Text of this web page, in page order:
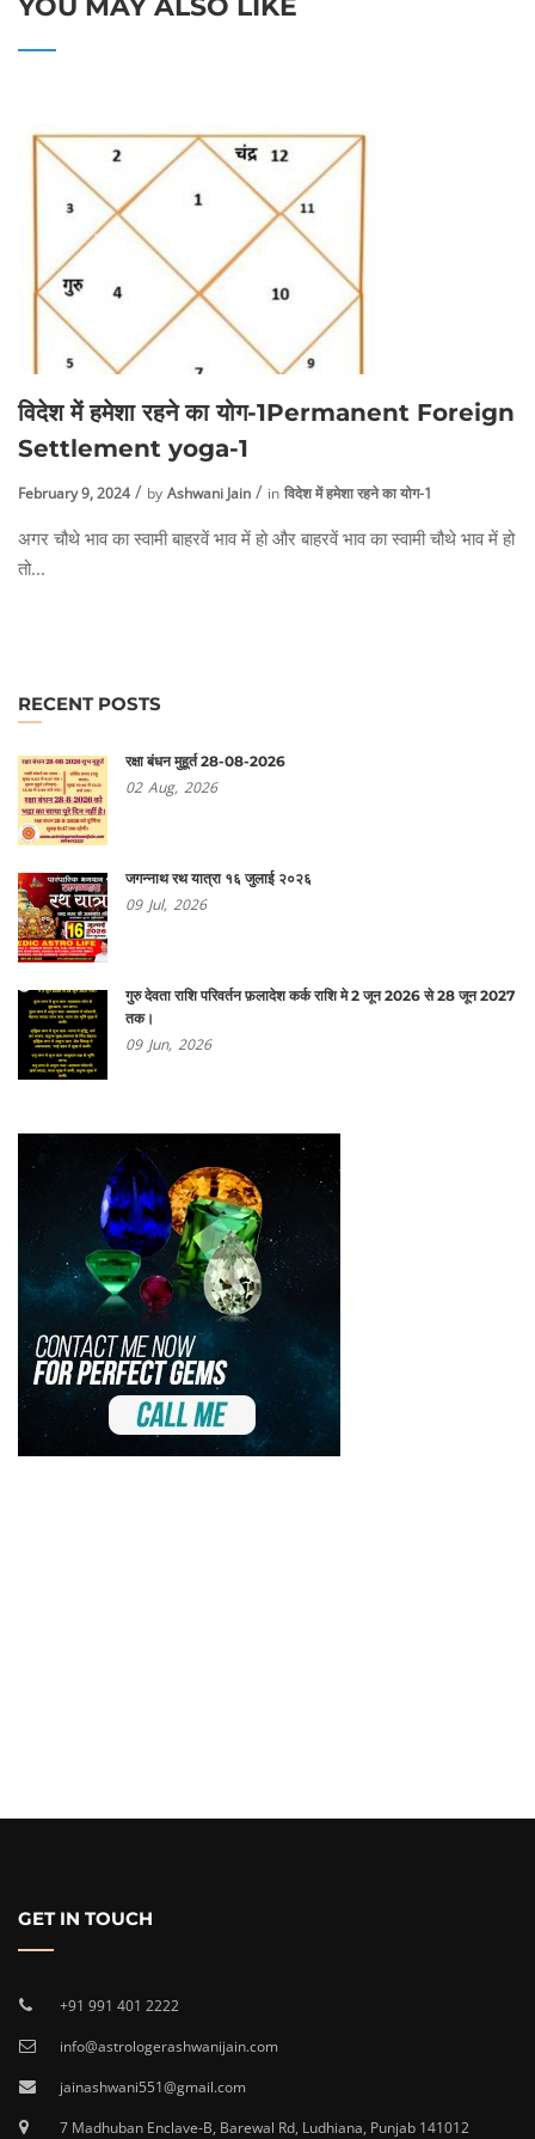
YOU MAY ALSO LIKE
विदेश में हमेशा रहने का योग-1Permanent Foreign
Settlement yoga-1
February 9, 2024 by Ashwani Jain in विदेश में हमेशा रहने का योग-1
अगर चौथे भाव का स्वामी बाहरवें भाव में हो और बाहरवें भाव का स्वामी चौथे भाव में हो
तो...
RECENT POSTS
रक्षा बंधन मुहूर्त 28-08-2026
02 Aug, 2026
जगन्नाथ रथ यात्रा १६ जुलाई २०२६
09 Jul, 2026
गुरु देवता राशि परिवर्तन फ़लादेश कर्क राशि मे 2 जून 2026 से 28 जून 2027
तक।
09 Jun, 2026
GET IN TOUCH
+91 991 401 2222
info@astrologerashwanijain.com
jainashwani551@gmail.com
7 Madhuban Enclave-B, Barewal Rd, Ludhiana, Punjab 141012